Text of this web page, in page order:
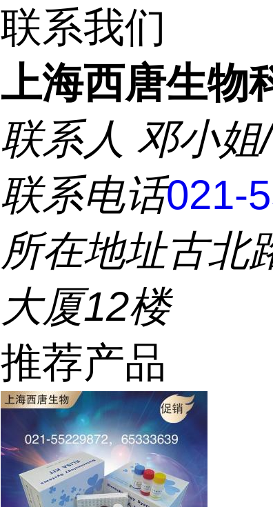
联系我们
上海西唐生物
联系人 邓小姐
联系电话021-
所在地址古北
大厦12楼
推荐产品